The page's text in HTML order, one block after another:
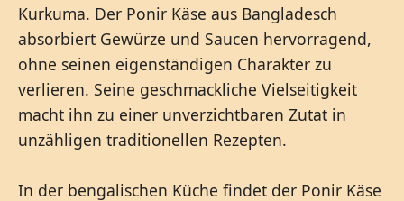
Kurkuma. Der Ponir Käse aus Bangladesch
absorbiert Gewürze und Saucen hervorragend,
ohne seinen eigenständigen Charakter zu
verlieren. Seine geschmackliche Vielseitigkeit
macht ihn zu einer unverzichtbaren Zutat in
unzähligen traditionellen Rezepten.
In der bengalischen Küche findet der Ponir Käse